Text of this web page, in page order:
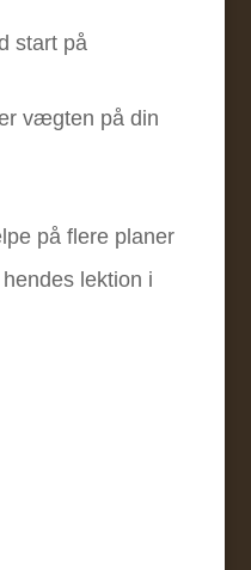
start på
vægten på din
på flere planer
lektion i